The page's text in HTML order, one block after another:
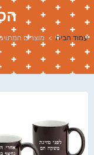
עמוד הבית > מוצרים